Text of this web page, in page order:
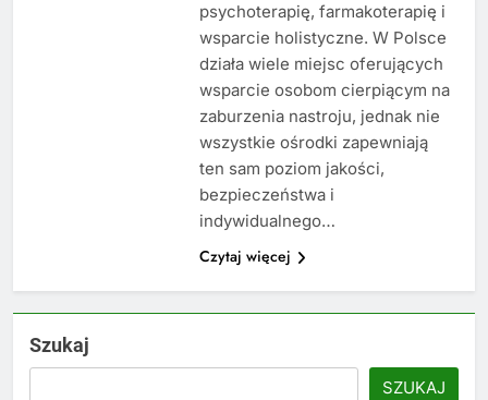
psychoterapię, farmakoterapię i
wsparcie holistyczne. W Polsce
działa wiele miejsc oferujących
wsparcie osobom cierpiącym na
zaburzenia nastroju, jednak nie
wszystkie ośrodki zapewniają
ten sam poziom jakości,
bezpieczeństwa i
indywidualnego…
Czytaj więcej
Szukaj
SZUKAJ